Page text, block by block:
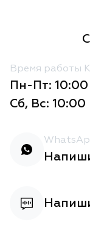
Время работы
Пн-Пт:
Сб, Вс: 10:00